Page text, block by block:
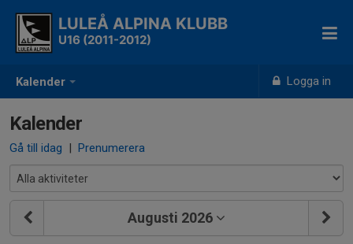
Kalender Logga in
LULEÅ ALPINA KLUBB
U16 (2011-2012)
Kalender
Gå till idag | Prenumerera
Augusti 2026